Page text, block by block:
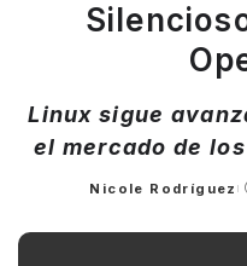
Linux sigue
el mercado de
Posted
Nicole Rodríguez